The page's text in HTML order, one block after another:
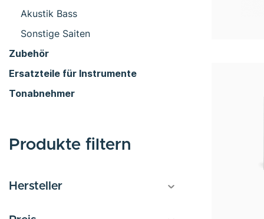
Akustik Bass
Sonstige Saiten
Zubehör
Ersatzteile für Instrumente
Tonabnehmer
Produkte filtern
Hersteller